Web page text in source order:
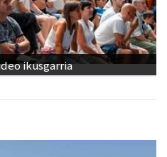
ikusgarria